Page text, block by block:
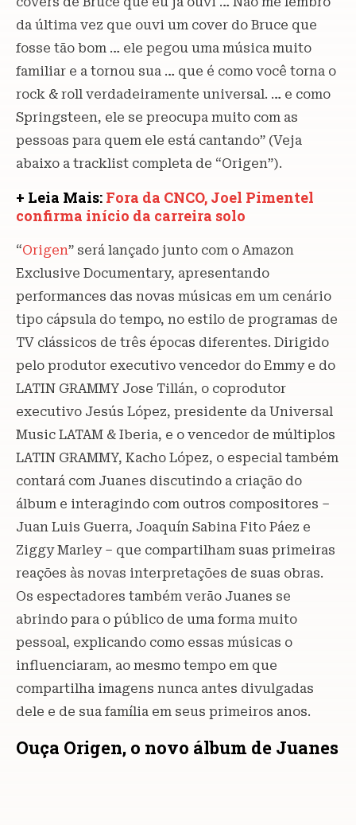
da última vez que ouvi um cover do Bruce que
fosse tão bom … ele pegou uma música muito
familiar e a tornou sua … que é como você torna o
rock & roll verdadeiramente universal. … e como
Springsteen, ele se preocupa muito com as
pessoas para quem ele está cantando” (Veja
abaixo a tracklist completa de “Origen”).
+ Leia Mais: Fora da CNCO, Joel Pimentel
confirma início da carreira solo
“Origen” será lançado junto com o Amazon
Exclusive Documentary, apresentando
performances das novas músicas em um cenário
tipo cápsula do tempo, no estilo de programas de
TV clássicos de três épocas diferentes. Dirigido
pelo produtor executivo vencedor do Emmy e do
LATIN GRAMMY Jose Tillán, o coprodutor
executivo Jesús López, presidente da Universal
Music LATAM & Iberia, e o vencedor de múltiplos
LATIN GRAMMY, Kacho López, o especial também
contará com Juanes discutindo a criação do
álbum e interagindo com outros compositores –
Juan Luis Guerra, Joaquín Sabina Fito Páez e
Ziggy Marley – que compartilham suas primeiras
reações às novas interpretações de suas obras.
Os espectadores também verão Juanes se
abrindo para o público de uma forma muito
pessoal, explicando como essas músicas o
influenciaram, ao mesmo tempo em que
compartilha imagens nunca antes divulgadas
dele e de sua família em seus primeiros anos.
Ouça Origen, o novo álbum de Juanes